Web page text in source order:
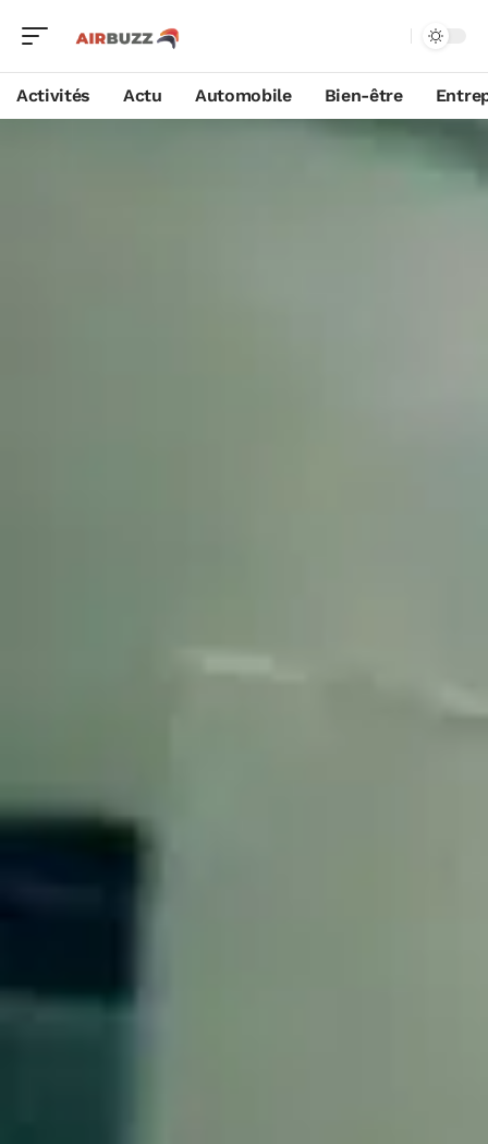
Activités Actu Automobile Bien-être